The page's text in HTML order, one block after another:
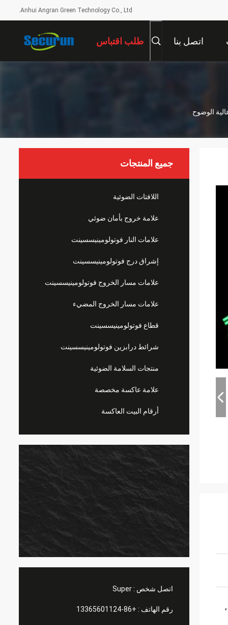
Anhui Angran Green Technology Co., Ltd.
اتصل بنا طلب اقتباس
الوضوح
جميع المنتجات
اللافتات الضوئية
علامة خروج بأمان ضوئي
علامات النار فوتولومينيسسينت
إشراق درج فوتولومينيسسينت
علامات مسار الخروج فوتولومينيسسينت
علامات مسار الخروج المضيء
قطاع فوتولومينيسسينت
شرائط درابزين فوتولومينيسسينت
منتجات السلامة الضوئية
علامة عاكسة مخصصة
أرقام البيت العاكسة
اتصل شخص :Super
رقم الهاتف : +86-13365601124